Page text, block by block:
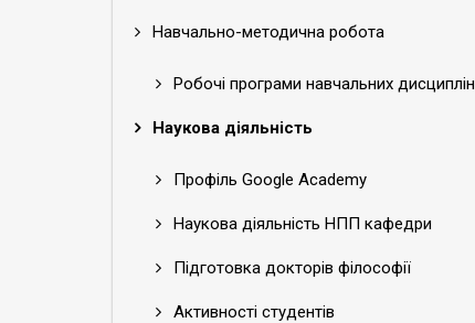
Навчально-методична робота
Робочі програми навчальних дисциплін
Наукова діяльність
Профіль Google Academy
Наукова діяльність НПП кафедри
Підготовка докторів філософії
Активності студентів